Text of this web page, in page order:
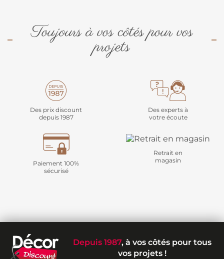
Toujours à vos côtés pour vos
projets
Des prix discount
depuis 1987
Des experts à
votre écoute
Paiement 100%
sécurisé
Retrait en
magasin
Depuis 1987, à vos côtés pour tous
vos projets !